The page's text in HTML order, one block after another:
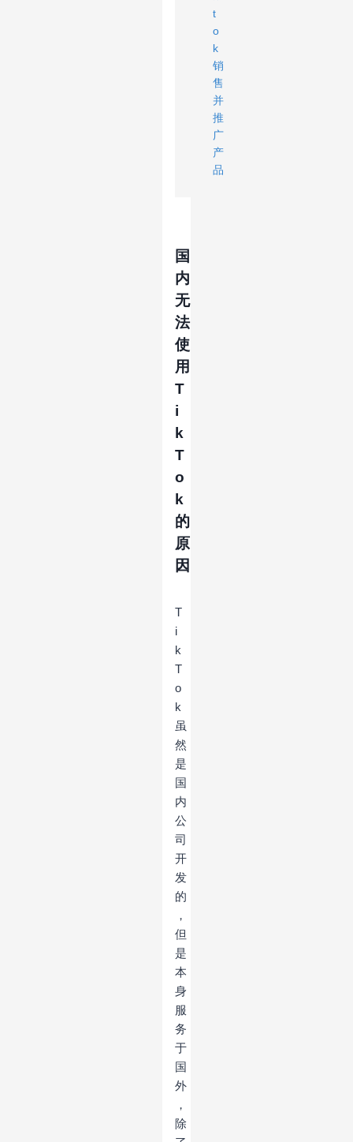
t
o
k
销
售
并
推
广
产
品
国
内
无
法
使
用
T
i
k
T
o
k
的
原
因
T
i
k
T
o
k
虽
然
是
国
内
公
司
开
发
的
，
但
是
本
身
服
务
于
国
外
，
除